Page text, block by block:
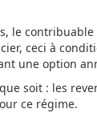
le
ceci à
une option
soit : les
ce régime.